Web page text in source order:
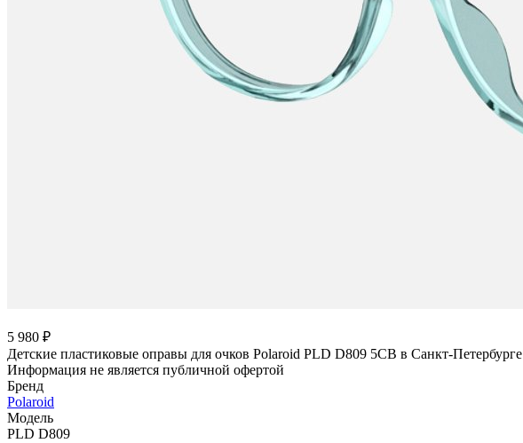
5 980 ₽
Детские пластиковые оправы для очков Polaroid PLD D809 5CB в Санкт-Петербурге
Информация не является публичной офертой
Бренд
Polaroid
Модель
PLD D809